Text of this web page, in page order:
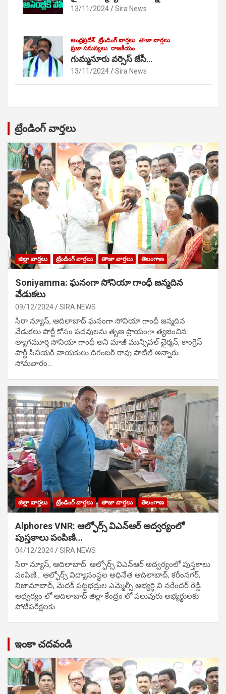
13/11/2024 Sira News
ఆంధ్రప్రదేశ్ ట్రేండింగ్ వార్తలు తాజా వార్తలు
ప్రజా సమస్యలు రాజకీయం
గుమ్మనూరు వర్సెస్ జేసీ…
13/11/2024 Sira News
ట్రేండింగ్ వార్తలు
జిల్లా వార్తలు ట్రేండింగ్ వార్తలు తాజా వార్తలు తెలంగాణ
Soniyamma: ఘ‌నంగా సోనియా గాంధీ జ‌న్మ‌దిన
వేడుక‌లు
09/12/2024 SIRA NEWS
సిరా న్యూస్, ఆదిలాబాద్ ఘ‌నంగా సోనియా గాంధీ జ‌న్మ‌దిన
వేడుక‌లు పార్టీ కోసం ప‌ద‌వుల‌ను తృణ ప్రాయంగా త్య‌జించిన
త్యాగమూర్తి సోనియా గాంధీ అని మాజీ మున్సిప‌ల్ చైర్మ‌న్, కాంగ్రెస్
పార్టీ సీనియ‌ర్ నాయ‌కులు దిగంబ‌ర్ రావు పాటిల్ అన్నారు.
సోమవారం…
జిల్లా వార్తలు ట్రేండింగ్ వార్తలు తాజా వార్తలు తెలంగాణ
Alphores VNR: ఆల్ఫోర్స్ విఎన్ఆర్ అద్వర్యంలో
పుస్తకాలు పంపిణి…
04/12/2024 SIRA NEWS
సిరా న్యూస్, ఆదిలాబాద్: ఆల్ఫోర్స్ విఎన్ఆర్ అద్వర్యంలో పుస్తకాలు
పంపిణి… ఆల్ఫోర్స్ విద్యాసంస్థల అధినేత ఆదిలాబాద్, కరీంనగర్,
నిజామాబాద్, మెదక్ పట్టభద్రుల ఎమ్మెల్సీ అభ్యర్థి వి నరేందర్ రెడ్డి
అధ్వర్యం లో ఆదిలాబాద్ జిల్లా కేంద్రం లో పలువురు అభ్యర్థులకు
పోటిప‌రీక్ష‌ల‌కు…
ఇంకా చదవండి